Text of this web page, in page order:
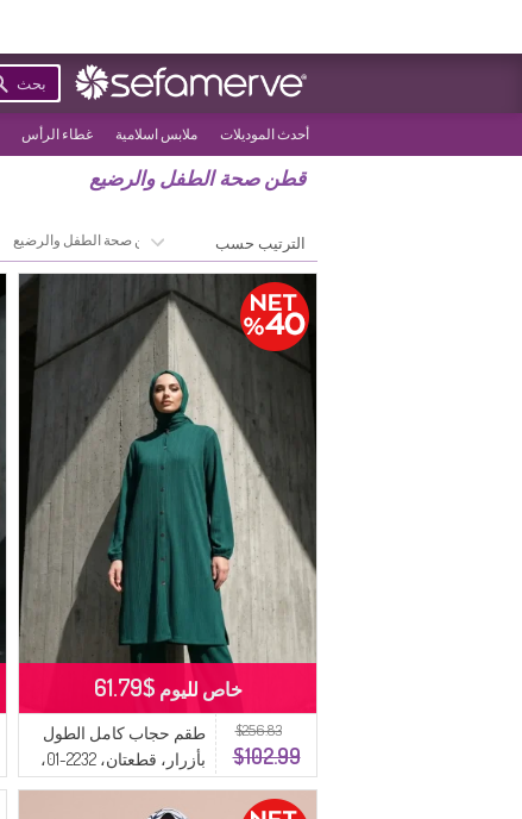
بحث
أحدث الموديلات ملابس اسلامية غطاء الرأس
قطن صحة الطفل والرضيع
الصفحة الرئيسية قطن صحة الطفل والرضيع
$256.83
$102.99
طقم حجاب كامل الطول
بأزرار، قطعتان، 2232-01،
أخضر زمردي
خاص لليوم $61.79